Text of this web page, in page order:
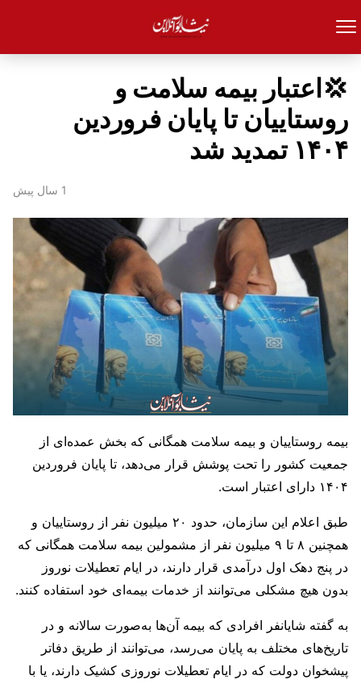
💢اعتبار بیمه سلامت و
روستاییان تا پایان فروردین
۱۴۰۴ تمدید شد
1 سال پیش
بیمه روستاییان و بیمه سلامت همگانی که بخش عمده‌ای از
جمعیت کشور را تحت پوشش قرار می‌دهد، تا پایان فروردین
۱۴۰۴ دارای اعتبار است.
طبق اعلام این سازمان، حدود ۲۰ میلیون نفر از روستاییان و
همچنین ۸ تا ۹ میلیون نفر از مشمولین بیمه سلامت همگانی که
در پنج دهک اول درآمدی قرار دارند، در ایام تعطیلات نوروز
بدون هیچ مشکلی می‌توانند از خدمات بیمه‌ای خود استفاده کنند.
به گفته شایانفر افرادی که بیمه آن‌ها به‌صورت سالانه و در
تاریخ‌های مختلف به پایان می‌رسد، می‌توانند از طریق دفاتر
پیشخوان دولت که در ایام تعطیلات نوروزی کشیک دارند، یا با